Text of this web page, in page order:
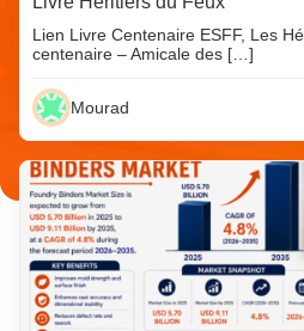
Lien Livre Centenaire ESFF, Les
centenaire – Amicale des […]
Mourad